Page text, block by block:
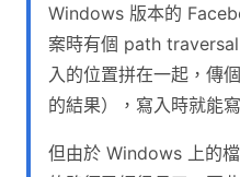
Windows 版本的
案時有個 path
入的位置拼在一起，傳
的結果），寫入時就能
但由於 Windows 上的